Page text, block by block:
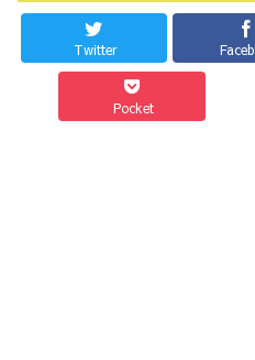
Twitter
Pocket